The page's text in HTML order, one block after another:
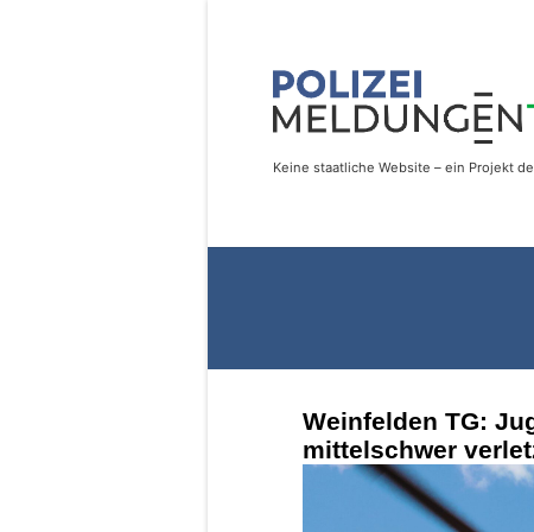
Weinfelden TG:
mittelschwer